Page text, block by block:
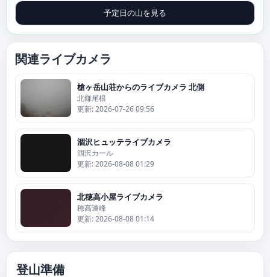
予定日の山を見る
関連ライブカメラ
槍ヶ岳山荘からのライブカメラ 北側
北鎌尾根
更新: 2026-07-26 09:56
涸沢ヒュッテライブカメラ
涸沢カール
更新: 2026-08-08 01:29
北穂高小屋ライブカメラ
穂高連峰
更新: 2026-08-08 01:14
登山準備